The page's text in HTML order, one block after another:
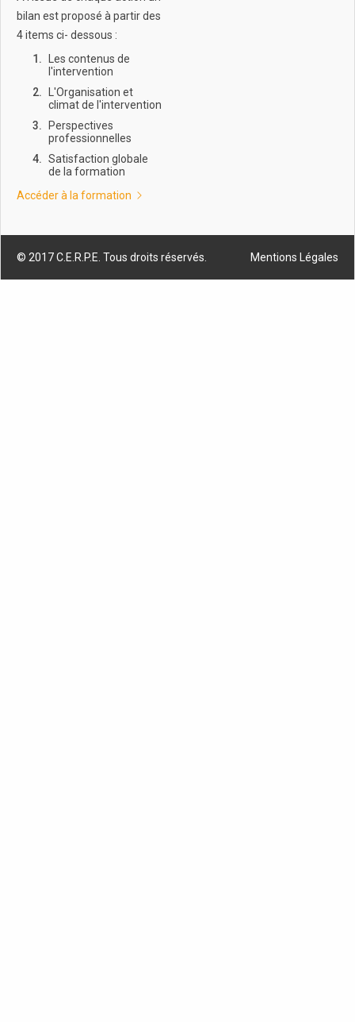
bilan est proposé à partir des
4 items ci- dessous :
Les contenus de
l'intervention
L'Organisation et
climat de l'intervention
Perspectives
professionnelles
Satisfaction globale
de la formation
Accéder à la formation
© 2017 C.E.R.P.E. Tous droits réservés. Mentions Légales